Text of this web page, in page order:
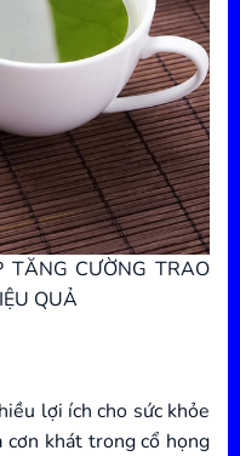
CƯỜNG TRAO
QUẢ
lợi ích cho sức khỏe
cơn khát trong cổ họng